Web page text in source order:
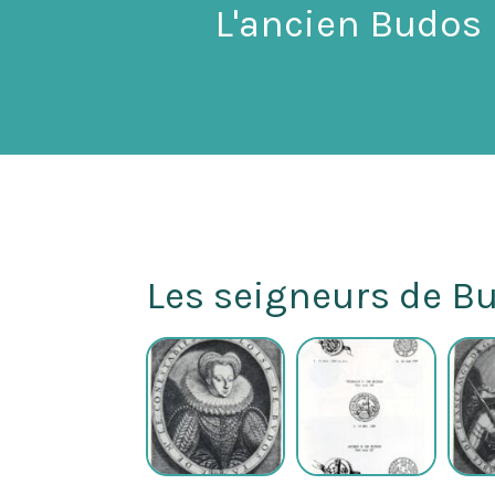
L'ancien Budos
Les seigneurs de